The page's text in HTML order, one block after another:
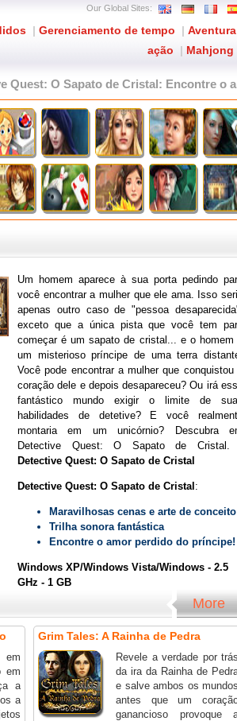
Our Global Sites:
| Gerenciamento de tempo | Aventura
ação | Mahjong
Quest: O Sapato de Cristal: Encontre o
Um homem aparece à sua porta pedindo
você encontrar a mulher que ele ama. Isso
apenas outro caso de "pessoa
exceto que a única pista que você tem
começar é um sapato de cristal... e o homem
um misterioso príncipe de uma terra
Você pode encontrar a mulher que conquistou
coração dele e depois desapareceu? Ou irá
fantástico mundo exigir o limite de
habilidades de detetive? E você
montaria em um unicórnio? Descubra
Detective Quest: O Sapato de
Detective Quest: O Sapato de Cristal
Detective Quest: O Sapato de Cristal :
Maravilhosas cenas e arte de conceito
Trilha sonora fantástica
Encontre o amor perdido do príncipe!
Windows XP/Windows Vista/Windows - 2.5
GHz - 1 GB
More
em
em
a
a
Grim Tales: A Rainha de Pedra
Revele a verdade por trás
da ira da Rainha de
e salve ambos os mundos
antes que um
ganancioso provoque